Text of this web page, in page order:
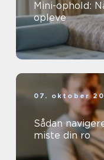
Mini-ophold:
opleve
07. oktober
Sådan
miste din ro